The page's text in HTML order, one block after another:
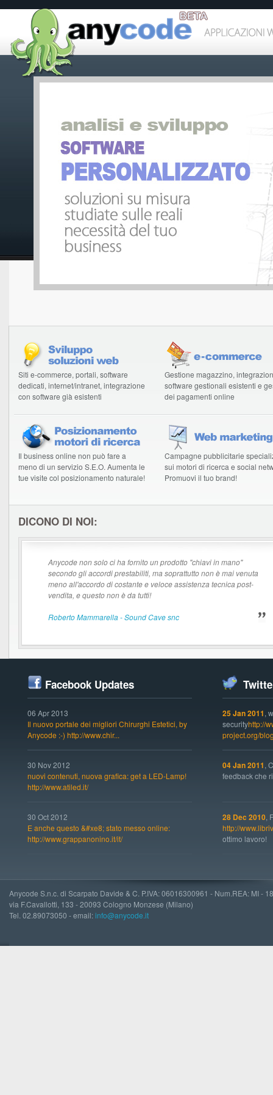
Siti e-commerce, portali, software
dedicati, internet/intranet, integrazione
con software già esistenti
Gestione magazzino,
software gestionali esistenti e
dei pagamenti online
Il business online non può fare a
meno di un servizio S.E.O. Aumenta le
tue visite col posizionamento naturale!
Campagne pubblicitarie
sui motori di ricerca e social
Promuovi il tuo brand!
DICONO DI NOI:
Anycode non solo ci ha fornito un prodotto "chiavi in mano"
secondo gli accordi prestabiliti, ma soprattutto non è mai venuta
meno all'accordo di costante e veloce assistenza tecnica post-
vendita, e questo non è da tutti!
Roberto Mammarella - Sound Cave snc
Facebook Updates
06 Apr 2013
Il nuovo portale dei migliori Chirurghi Estetici, by
Anycode :-) http://www.chir...
30 Nov 2012
nuovi contenuti, nuova grafica: get a LED-Lamp!
http://www.atiled.it/
30 Oct 2012
E anche questo &#xe8; stato messo online:
http://www.grappanonino.it/it/
25 Jan 2011,
securityhttp://
project.org/
04 Jan 2011,
feedback che
28 Dec 2010,
http://
ottimo lavoro!
Anycode S.n.c. di Scarpato Davide & C. P.IVA: 06016300961 - Num.REA: MI -
via F.Cavallotti, 133 - 20093 Cologno Monzese (Milano)
Tel. 02.89073050 - email:info@anycode.it